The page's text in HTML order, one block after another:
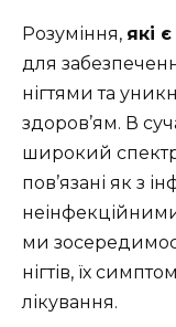
Розуміння, які
для
нігтями та
здоров’ям. В
широкий спектр
пов’язані як з
ми
нігтів, їх
лікування.